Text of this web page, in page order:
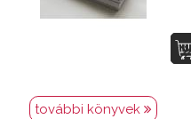
további könyvek